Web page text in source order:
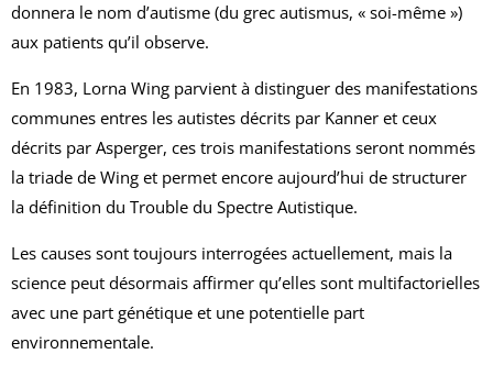
donnera le nom d’autisme (du grec autismus, « soi-même »)
aux patients qu’il observe.
En 1983, Lorna Wing parvient à distinguer des manifestations
communes entres les autistes décrits par Kanner et ceux
décrits par Asperger, ces trois manifestations seront nommés
la triade de Wing et permet encore aujourd’hui de structurer
la définition du Trouble du Spectre Autistique.
Les causes sont toujours interrogées actuellement, mais la
science peut désormais affirmer qu’elles sont multifactorielles
avec une part génétique et une potentielle part
environnementale.